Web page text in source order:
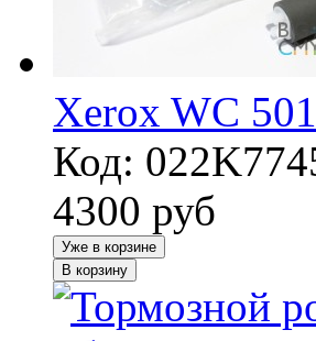
Xerox WC
Код:
4300 руб
Уже в корзине
В корзину